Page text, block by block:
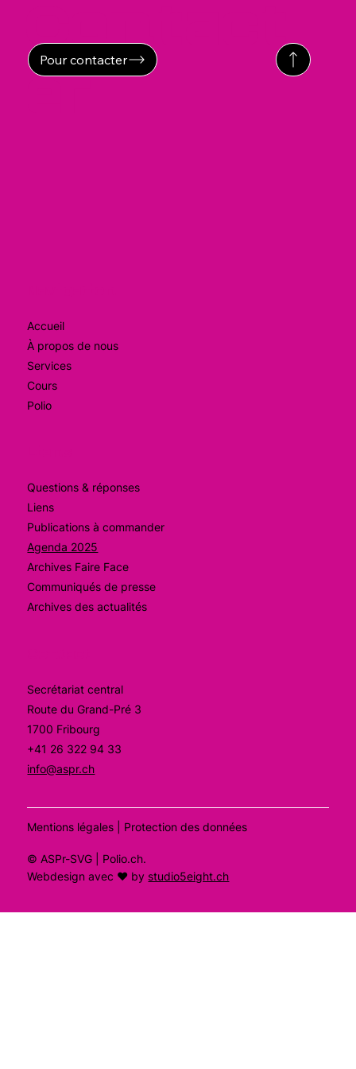
Contact
Pour contacter
Accueil
À propos de nous
Services
Cours
Polio
Questions & réponses
Liens
Publications à commander
Agenda 2025
Archives Faire Face
Communiqués de presse
Archives des actualités
Secrétariat central
Route du Grand-Pré 3
1700 Fribourg
+41 26 322 94 33
info@aspr.ch
Mentions légales Protection des données
© ASPr-SVG | Polio.ch.
Webdesign avec ❤ by studio5eight.ch